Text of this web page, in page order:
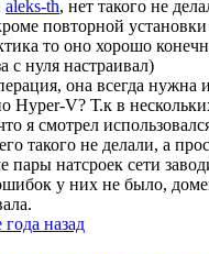
aleks-th, нет такого не
повторной установки
то оно хорошо
с нуля настраивал)
она всегда нужна
Hyper-V? Т.к в
я смотрел
такого не делали, а
пары натсроек сети
у них не было,
года назад